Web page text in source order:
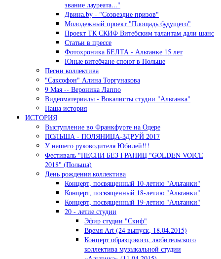
звание лауреата..."
Двина.by - "Созвездие призов"
Молодежный проект "Площадь будущего"
Проект ТК СКИФ Витебским талантам дали шанс
Статьи в прессе
Фотохроника БЕЛТА - Альтанке 15 лет
Юные витебчане споют в Польше
Песни коллектива
"Саксофон" Алина Торгунакова
9 Мая -- Вероника Лаппо
Видеоматериалы - Вокалисты студии "Альтанка"
Наша история
ИСТОРИЯ
Выступление во Франкфурте на Одере
ПОЛЬША - ПОЛЯНИЦА-ЗДРУЙ 2017
У нашего руководителя Юбилей!!!
Фестиваль "ПЕСНИ БЕЗ ГРАНИЦ "GOLDEN VOICE
2018" (Польша)
День рождения коллектива
Концерт, посвященный 10-летию "Альтанки"
Концерт, посвященный 18-летию "Альтанки"
Концерт, посвященный 19-летию "Альтанки"
20 - летие студии
Эфир студии "Скиф"
Время Art (24 выпуск, 18.04.2015)
Концерт образцового, любительского
коллектива музыкальной студии